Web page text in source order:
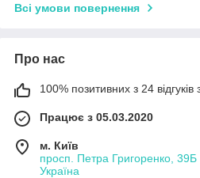
Всі умови повернення
Про нас
100% позитивних з 24 відгуків
Працює з 05.03.2020
м. Київ
просп. Петра Григоренко, 39Б
Україна